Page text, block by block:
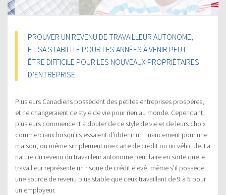
PROUVER UN REVENU DE TRAVAILLEUR AUTONOME,
ET SA STABILITÉ POUR LES ANNÉES À VENIR PEUT
ÊTRE DIFFICILE POUR LES NOUVEAUX PROPRIÉTAIRES
D’ENTREPRISE.
Plusieurs Canadiens possèdent des petites entreprises prospères,
et ne changeraient ce style de vie pour rien au monde. Cependant,
plusieurs commencent à douter de ce style de vie et de leurs choix
commerciaux lorsqu’ils essaient d’obtenir un financement pour une
maison, ou même simplement une carte de crédit ou un véhicule. La
nature du revenu du travailleur autonome peut faire en sorte que le
travailleur représente un risque de crédit élevé, même s’il possède
une source de revenu plus stable que ceux travaillant de 9 à 5 pour
un employeur.